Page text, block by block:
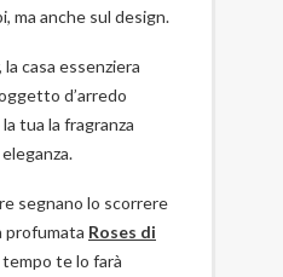
ma anche sul design.
casa essenziera
d’arredo
tua la fragranza
segnano lo scorrere
profumata Roses di
te lo farà